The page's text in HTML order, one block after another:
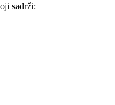
sadrži: